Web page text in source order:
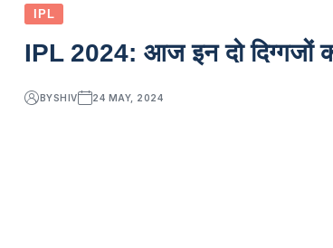
IPL
IPL 2024: आज इन दो दिग्गजों
BYSHIV 24 MAY, 2024